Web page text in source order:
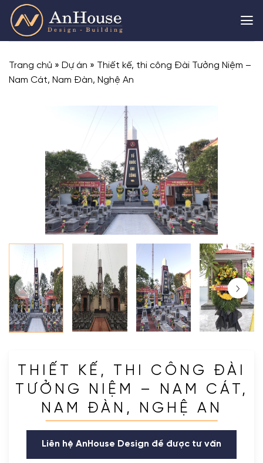
Skip
content
Trang chủ » Dự án »
Thiết kế, thi công Đài Tưởng Niệm –
Nam Cát, Nam Đàn, Nghệ An
THIẾT KẾ, THI CÔNG ĐÀI
TƯỞNG NIỆM – NAM CÁT,
NAM ĐÀN, NGHỆ AN
Liên hệ AnHouse Design để được tư vấn